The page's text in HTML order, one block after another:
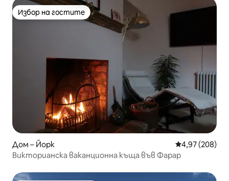
Избор на гостите
Избор на гостите
Дом – Йорк Средна
4,97 (208)
Викторианска ваканционна къща във Фарар